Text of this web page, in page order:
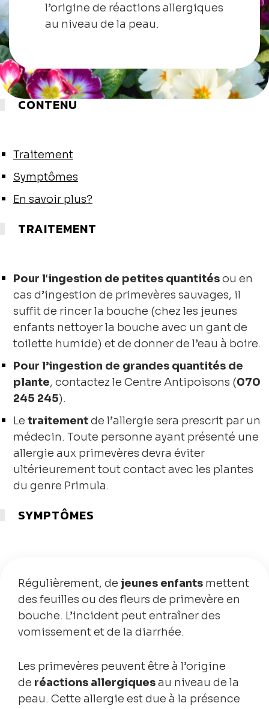
l’origine de réactions allergiques
au niveau de la peau.
CONTENU
Traitement
Symptômes
En savoir plus?
TRAITEMENT
Pour l‘ingestion de petites quantitésou en
cas d’ingestion de primevères sauvages, il
suffit de rincer la bouche (chez les jeunes
enfants nettoyer la bouche avec un gant de
toilette humide) et de donner de l’eau à boire.
Pour l’ingestion de grandes quantités de
plante, contactez le Centre Antipoisons (070
245 245).
Le traitementde l’allergie sera prescrit par un
médecin. Toute personne ayant présenté une
allergie aux primevères devra éviter
ultérieurement tout contact avec les plantes
du genre Primula.
SYMPTÔMES
Régulièrement, de jeunes enfants mettent
des feuilles ou des fleurs de primevère en
bouche. L’incident peut entraîner des
vomissement et de la diarrhée.
Les primevères peuvent être à l’origine
de réactions allergiquesau niveau de la
peau. Cette allergie est due à la présence